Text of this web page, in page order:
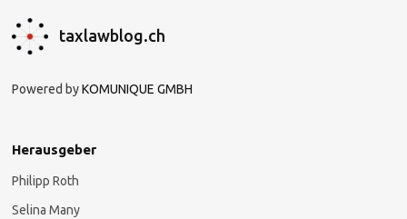
taxlawblog.ch
Powered byKOMUNIQUE GMBH
Herausgeber
Philipp Roth
Selina Many